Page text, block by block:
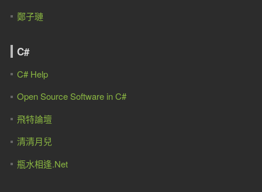
鄭子璉
C#
C# Help
Open Source Software in C#
飛特論壇
清清月兒
瓶水相逢.Net